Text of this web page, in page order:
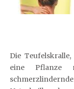
Die
eine Pflanze